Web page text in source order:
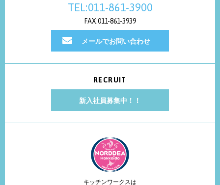
TEL:011-861-3900
FAX:011-861-3939
メールでお問い合わせ
RECRUIT
新入社員募集中！！
キッチンワークスは